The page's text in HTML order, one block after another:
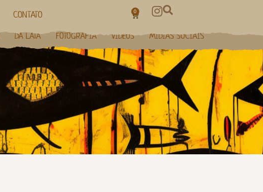
CONTATO 0
DA LATA FOTOGRAFIA VÍDEOS MÍDIAS SOCIAIS